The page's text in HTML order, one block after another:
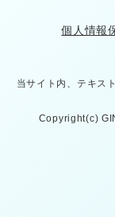
個人情報
当サイト内、テキス
Copyright(c)